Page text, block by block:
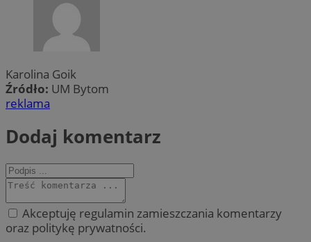
Karolina Goik
Źródło: UM Bytom
reklama
Dodaj komentarz
Akceptuję regulamin zamieszczania komentarzy
oraz politykę prywatności.